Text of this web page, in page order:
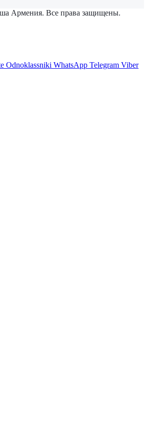
Армения. Все права защищены.
Odnoklassniki WhatsApp Telegram Viber